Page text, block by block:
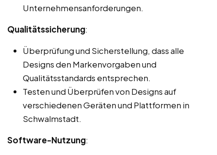
Unternehmensanforderungen.
Qualitätssicherung:
Überprüfung und Sicherstellung, dass alle
Designs den Markenvorgaben und
Qualitätsstandards entsprechen.
Testen und Überprüfen von Designs auf
verschiedenen Geräten und Plattformen in
Schwalmstadt.
Software-Nutzung: